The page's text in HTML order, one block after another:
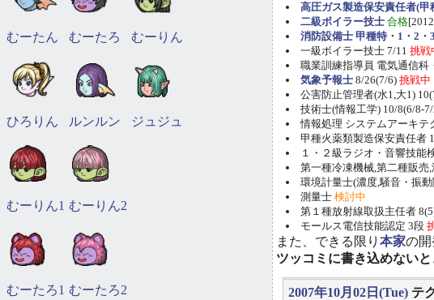
高圧ガス製造保安責任者(甲
二級ボイラー技士 合格
消防設備士 甲種特・1・2・
一級ボイラー技士 7/11 挑戦
職業訓練指導員 電気通信科
気象予報士 8/26(7/6) 挑戦中
公害防止管理者(水1,大1)
技術士(情報工学) 10/8(6/8-
情報処理 システムアーキテ
甲種火薬類製造保安責任者
１・２級ラジオ・音響技能
第一種冷凍機械,第二種販売
環境計量士(濃度,騒音・振
測量士 検討中
第１種放射線取扱主任者
モールス電信技能認定 3段
また、できる限り 本家の開
ツッコミに書き込めないと
2007年10月02日(Tue) テ
むーたん むーたろ むーりん
ひろりん ルンルン ジュジュ
むーりん1 むーりん2
むーたろ1 むーたろ2